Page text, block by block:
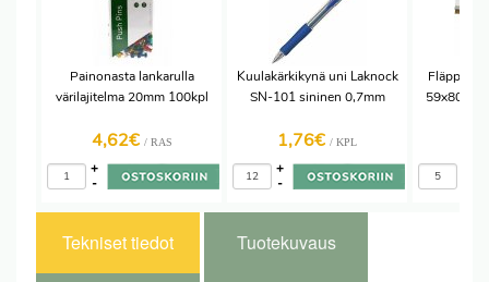
Painonasta lankarulla
värilajitelma 20mm 100kpl
4,62€ / RAS
-
+
Kuulakärkikynä uni Laknock
SN-101 sininen 0,7mm
1,76€ / KPL
-
+
59x80cm
Tekniset tiedot Tuotekuvaus